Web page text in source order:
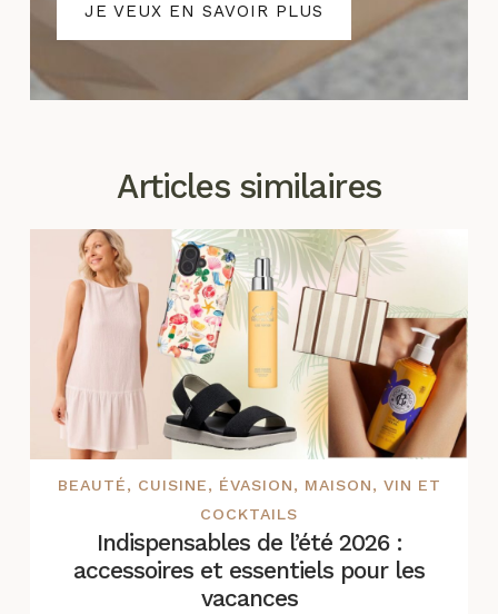
JE VEUX EN SAVOIR PLUS
Articles similaires
BEAUTÉ, CUISINE, ÉVASION, MAISON, VIN ET
COCKTAILS
Indispensables de l’été 2026 :
accessoires et essentiels pour les
vacances